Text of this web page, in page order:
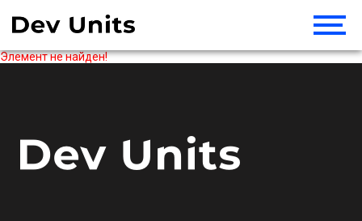
Элемент не найден!